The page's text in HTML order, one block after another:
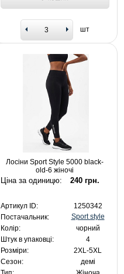
шт
Лосіни Sport Style 5000 black-
old-6 жіночі
Ціна за одиницю: 240 грн.
Артикул ID:
1250342
Постачальник:
Sport style
Колір:
чорний
Штук в упаковці:
4
Розміри:
2XL-5XL
Сезон:
демі